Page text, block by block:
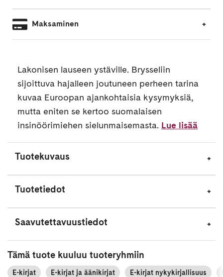
Maksaminen
Lakonisen lauseen ystäville. Brysseliin
sijoittuva hajalleen joutuneen perheen tarina
kuvaa Euroopan ajankohtaisia kysymyksiä,
mutta eniten se kertoo suomalaisen
insinöörimiehen sielunmaisemasta. Lue lisää
Tuotekuvaus
Tuotetiedot
Saavutettavuustiedot
Tämä tuote kuuluu tuoteryhmiin
E-kirjat E-kirjat ja äänikirjat E-kirjat nykykirjallisuus